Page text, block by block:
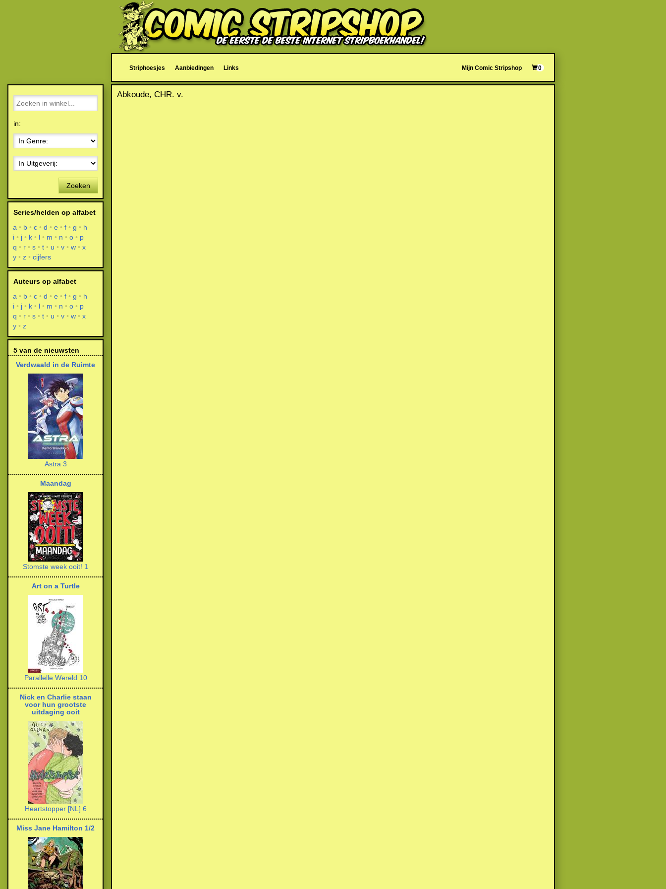
Striphoesjes Aanbiedingen Links Mijn Comic Stripshop 0
Abkoude, CHR. v.
in:
Zoeken
Series/helden op alfabet
a
b c d e f g
h
i
j k l m n o
p
q
r s t u v w
x
y
z cijfers
Auteurs op alfabet
a
b c d e f g
h
i
j k l m n o
p
q
r s t u v w
x
y
z
5 van de nieuwsten
Verdwaald in de Ruimte
Astra 3
Maandag
Stomste week ooit! 1
Art on a Turtle
Parallelle Wereld 10
Nick en Charlie staan
voor hun grootste
uitdaging ooit
Heartstopper [NL] 6
Miss Jane Hamilton 1/2